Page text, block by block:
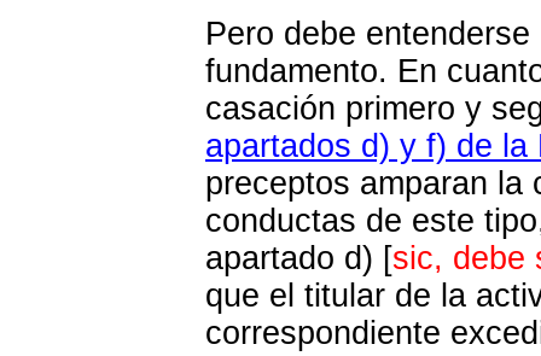
Pero debe
fundamento. En
casación primero y
apartados d) y f) de la
preceptos amparan la
conductas de este
apartado d) [sic, debe
que el titular de la
correspondiente